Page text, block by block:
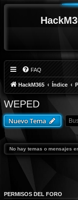
FAQ
HackM365 Índice
WEPED
Nuevo Tema
No hay temas o mensajes
PERMISOS DEL FORO